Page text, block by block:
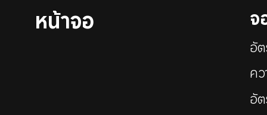
หน้าจอ จ
อั
ค
อั